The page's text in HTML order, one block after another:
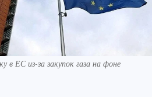
в ЕС из-за закупок газа на фоне